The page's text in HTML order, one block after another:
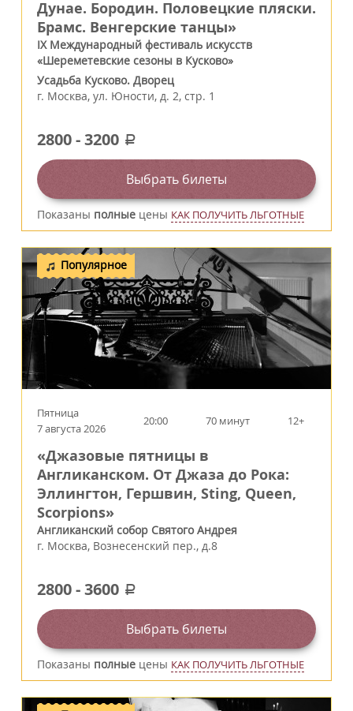
Дунае. Бородин. Половецкие пляски.
Брамс. Венгерские танцы»
IX Международный фестиваль искусств
«Шереметевские сезоны в Кусково»
Усадьба Кусково. Дворец
г. Москва, ул. Юности, д. 2, стр. 1
2800-3200 a
Выбрать билеты
Показаны полные цены КАК ПОЛУЧИТЬ ЛЬГОТНЫЕ
Популярное
Пятница
7 августа 2026
20:00 70 минут 12+
«Джазовые пятницы в
Англиканском. От Джаза до Рока:
Эллингтон, Гершвин, Sting, Queen,
Scorpions»
Англиканский собор Святого Андрея
г. Москва, Вознесенский пер., д.8
2800-3600 a
Выбрать билеты
Показаны полные цены КАК ПОЛУЧИТЬ ЛЬГОТНЫЕ